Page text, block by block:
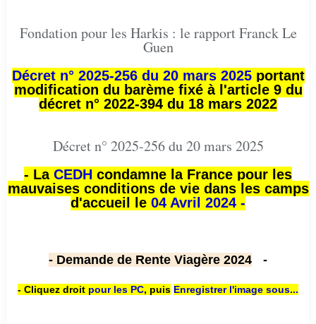
Fondation pour les Harkis : le rapport Franck Le
Guen
Décret n° 2025-256 du 20 mars 2025portant
modification du barème fixé à l'article 9 du
décret n° 2022-394 du 18 mars 2022
Décret n° 2025-256 du 20 mars 2025
- La CEDH condamne la France pour les
mauvaises conditions de vie dans les camps
d'accueil le 04 Avril 2024 -
- Demande de Rente Viagère 2024 -
- Cliquez droit pour les PC, puis Enregistrer l'image sous...